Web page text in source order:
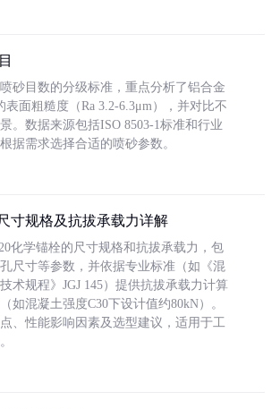
砂目数的分级标准，重点分析了铝合金
表面粗糙度（Ra 3.2-6.3μm），并对比不
。数据来源包括ISO 8503-1标准和行业
据需求选择合适的喷砂参数。
寸规格及抗拔承载力详解
化学锚栓的尺寸规格和抗拔承载力，包
尺寸等参数，并依据专业标准（如《混
术规程》JGJ 145）提供抗拔承载力计算
如混凝土强度C30下设计值约80kN）。
、性能影响因素及选型建议，适用于工